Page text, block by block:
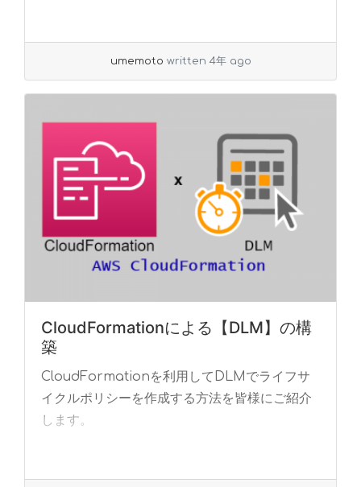
umemoto written 4年 ago
CloudFormationによる【DLM】の構
築
CloudFormationを利用してDLMでライフサ
イクルポリシーを作成する方法を皆様にご紹介
します。